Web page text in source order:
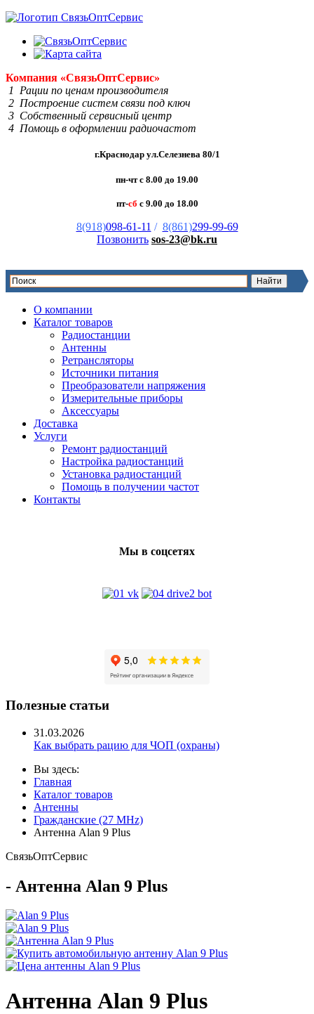
Компания «СвязьОптСервис»
1 Рации по ценам производителя
2 Построение систем связи под ключ
3 Собственный сервисный центр
4 Помощь в оформлении радиочастот
г.Краснодар ул.Селезнева 80/1
пн-чт с 8.00 до 19.00
пт-сб с 9.00 до 18.00
8(918)098-61-11 / 8(861)299-99-69
Позвонить sos-23@bk.ru
О компании
Каталог товаров
Радиостанции
Антенны
Ретрансляторы
Источники питания
Преобразователи напряжения
Измерительные приборы
Аксессуары
Доставка
Услуги
Ремонт радиостанций
Настройка радиостанций
Установка радиостанций
Помощь в получении частот
Контакты
Мы в соцсетях
Полезные статьи
31.03.2026
Как выбрать рацию для ЧОП (охраны)
Вы здесь:
Главная
Каталог товаров
Антенны
Гражданские (27 MHz)
Антенна Alan 9 Plus
СвязьОптСервис
- Антенна Alan 9 Plus
Антенна Alan 9 Plus